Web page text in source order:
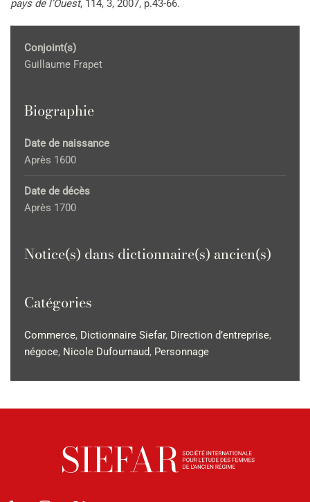
pays de l’Ouest, 114, 3, 2007, p.43-66.
Conjoint(s)
Guillaume Frapet
Biographie
Date de naissance
Après 1600
Date de décès
Après 1700
Notice(s) dans dictionnaire(s) ancien(s)
Catégories
Commerce, Dictionnaire Siefar, Direction d’entreprise,
négoce, Nicole Dufournaud, Personnage